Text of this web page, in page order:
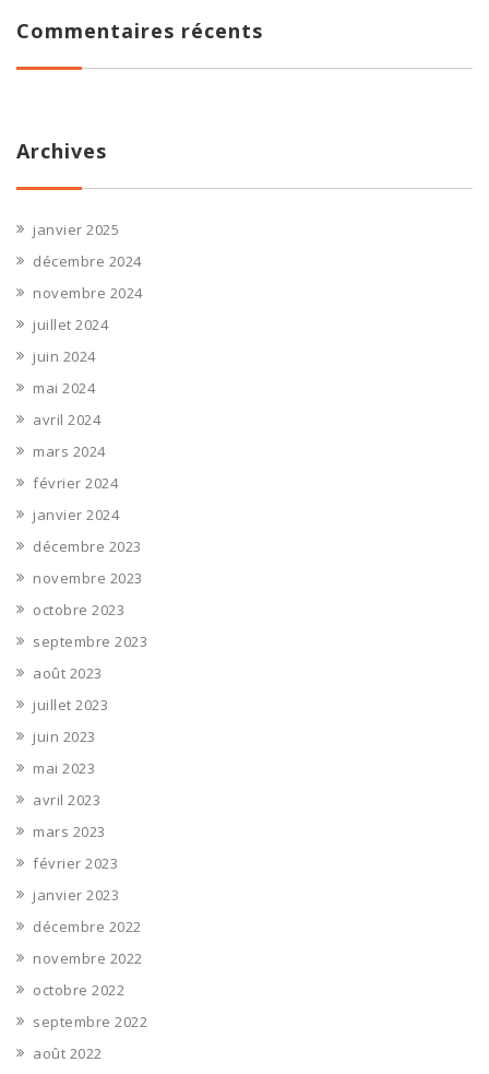
Commentaires récents
Archives
janvier 2025
décembre 2024
novembre 2024
juillet 2024
juin 2024
mai 2024
avril 2024
mars 2024
février 2024
janvier 2024
décembre 2023
novembre 2023
octobre 2023
septembre 2023
août 2023
juillet 2023
juin 2023
mai 2023
avril 2023
mars 2023
février 2023
janvier 2023
décembre 2022
novembre 2022
octobre 2022
septembre 2022
août 2022